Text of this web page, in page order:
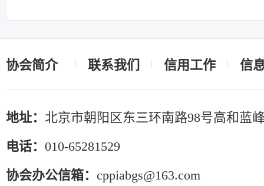
料/化工研究院所发展论坛 暨中国塑协专
知
协会简介
联系我们 信用工作 信
地址： 北京市朝阳区东三环南路98号高和蓝
电话： 010-65281529
协会办公信箱： cppiabgs@163.com